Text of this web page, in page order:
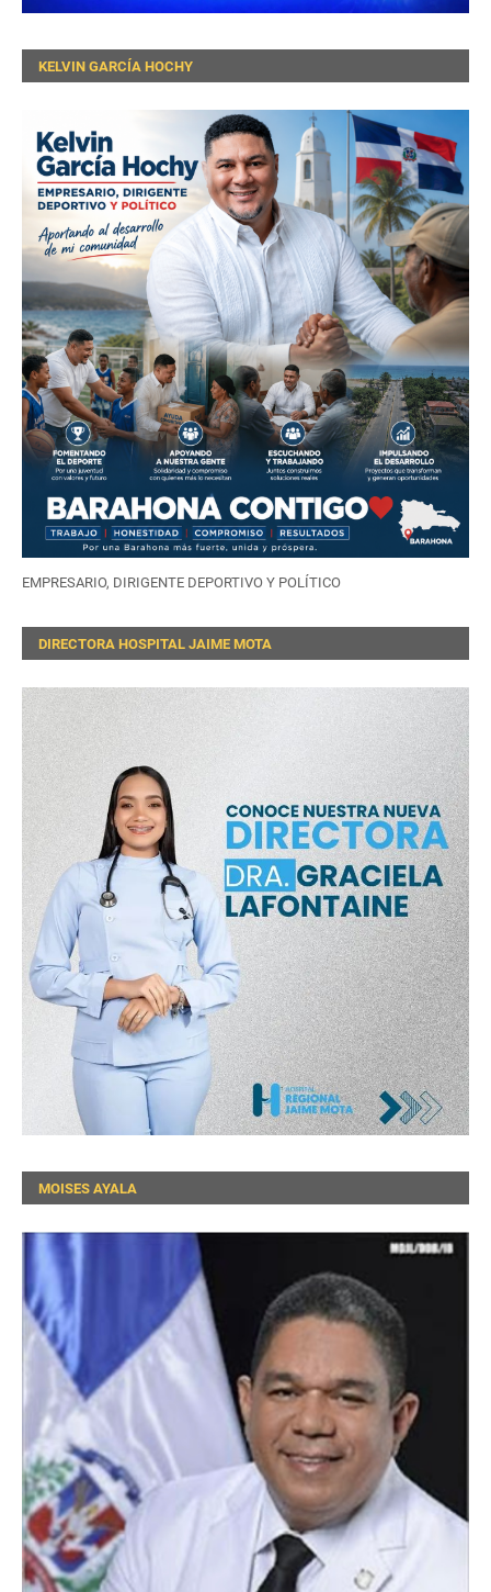
KELVIN GARCÍA HOCHY
EMPRESARIO, DIRIGENTE DEPORTIVO Y POLÍTICO
DIRECTORA HOSPITAL JAIME MOTA
MOISES AYALA